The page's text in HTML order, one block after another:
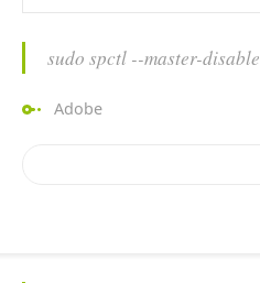
sudo spctl --master-disable
Adobe